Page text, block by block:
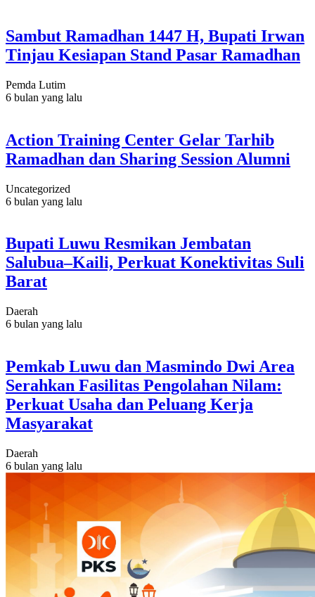
Sambut Ramadhan 1447 H, Bupati Irwan
Tinjau Kesiapan Stand Pasar Ramadhan
Pemda Lutim
6 bulan yang lalu
Action Training Center Gelar Tarhib
Ramadhan dan Sharing Session Alumni
Uncategorized
6 bulan yang lalu
Bupati Luwu Resmikan Jembatan
Salubua–Kaili, Perkuat Konektivitas Suli
Barat
Daerah
6 bulan yang lalu
Pemkab Luwu dan Masmindo Dwi Area
Serahkan Fasilitas Pengolahan Nilam:
Perkuat Usaha dan Peluang Kerja
Masyarakat
Daerah
6 bulan yang lalu